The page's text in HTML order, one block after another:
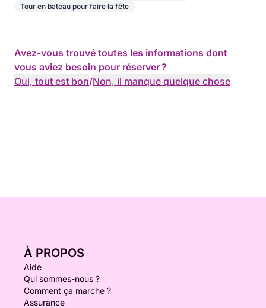
Tour en bateau pour faire la fête
Avez-vous trouvé toutes les informations dont
vous aviez besoin pour réserver ?
Oui, tout est bon/Non, il manque quelque chose
À PROPOS
Aide
Qui sommes-nous ?
Comment ça marche ?
Assurance